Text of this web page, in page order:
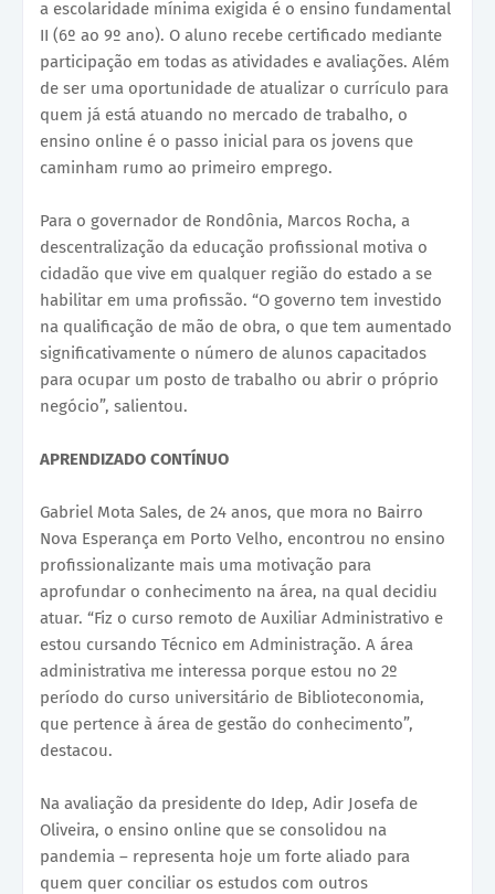
a escolaridade mínima exigida é o ensino fundamental
II (6º ao 9º ano). O aluno recebe certificado mediante
participação em todas as atividades e avaliações. Além
de ser uma oportunidade de atualizar o currículo para
quem já está atuando no mercado de trabalho, o
ensino online é o passo inicial para os jovens que
caminham rumo ao primeiro emprego.
Para o governador de Rondônia, Marcos Rocha, a
descentralização da educação profissional motiva o
cidadão que vive em qualquer região do estado a se
habilitar em uma profissão. “O governo tem investido
na qualificação de mão de obra, o que tem aumentado
significativamente o número de alunos capacitados
para ocupar um posto de trabalho ou abrir o próprio
negócio”, salientou.
APRENDIZADO CONTÍNUO
Gabriel Mota Sales, de 24 anos, que mora no Bairro
Nova Esperança em Porto Velho, encontrou no ensino
profissionalizante mais uma motivação para
aprofundar o conhecimento na área, na qual decidiu
atuar. “Fiz o curso remoto de Auxiliar Administrativo e
estou cursando Técnico em Administração. A área
administrativa me interessa porque estou no 2º
período do curso universitário de Biblioteconomia,
que pertence à área de gestão do conhecimento”,
destacou.
Na avaliação da presidente do Idep, Adir Josefa de
Oliveira, o ensino online que se consolidou na
pandemia – representa hoje um forte aliado para
quem quer conciliar os estudos com outros